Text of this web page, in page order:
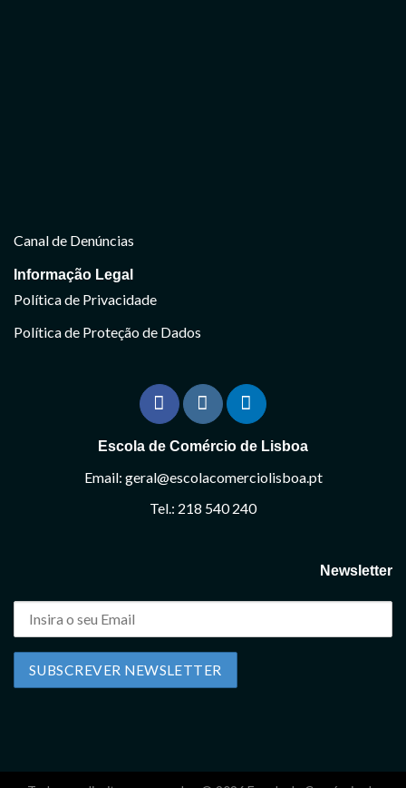
Canal de Denúncias
Informação Legal
Política de Privacidade
Política de Proteção de Dados
Escola de Comércio de Lisboa
Email: geral@escolacomerciolisboa.pt
Tel.: 218 540 240
Newsletter